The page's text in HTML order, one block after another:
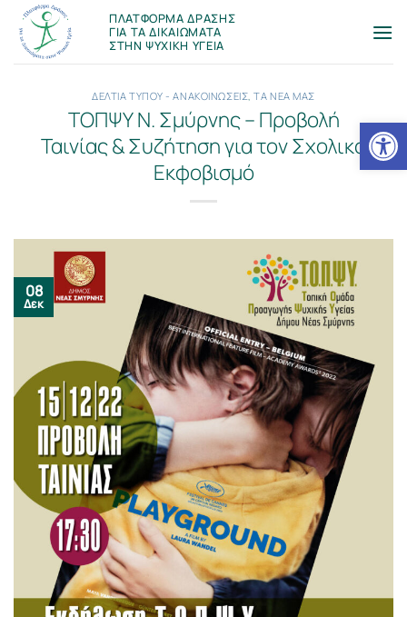
Μετάβαση
στο
περιεχόμενο
ΠΛΑΤΦΟΡΜΑ ΔΡΑΣΗΣ
ΓΙΑ ΤΑ ΔΙΚΑΙΩΜΑΤΑ
ΣΤΗΝ ΨΥΧΙΚΗ ΥΓΕΙΑ
ΔΕΛΤΙΑ ΤΥΠΟΥ - ΑΝΑΚΟΙΝΩΣΕΙΣ,ΤΑ ΝΕΑ ΜΑΣ
ΤΟΠΨΥ Ν. Σμύρνης – Προβολή
Ταινίας & Συζήτηση για τον Σχολικό
Εκφοβισμό
08
Δεκ